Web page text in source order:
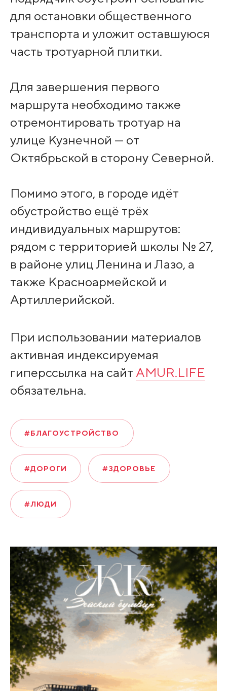
для остановки общественного
транспорта и уложит оставшуюся
часть тротуарной плитки.
Для завершения первого
маршрута необходимо также
отремонтировать тротуар на
улице Кузнечной — от
Октябрьской в сторону Северной.
Помимо этого, в городе идёт
обустройство ещё трёх
индивидуальных маршрутов:
рядом с территорией школы № 27,
в районе улиц Ленина и Лазо, а
также Красноармейской и
Артиллерийской.
При использовании материалов
активная индексируемая
гиперссылка на сайт AMUR.LIFE
обязательна.
#БЛАГОУСТРОЙСТВО
#ДОРОГИ #ЗДОРОВЬЕ
#ЛЮДИ